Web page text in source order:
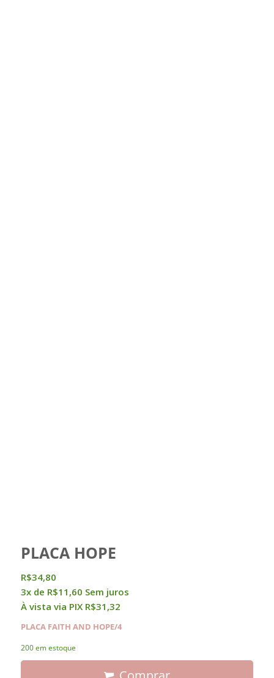
PLACA HOPE
R$34,80
3x de R$11,60 Sem juros
À vista via PIX R$31,32
PLACA FAITH AND HOPE/4
200 em estoque